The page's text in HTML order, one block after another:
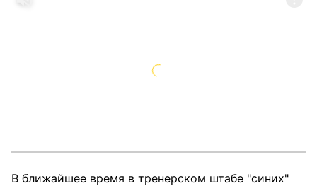
В ближайшее время в тренерском штабе "синих"